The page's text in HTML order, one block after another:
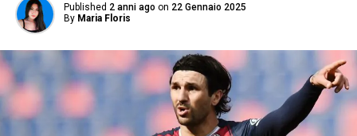
Published 2 anni ago on 22 Gennaio 2025
By Maria Floris